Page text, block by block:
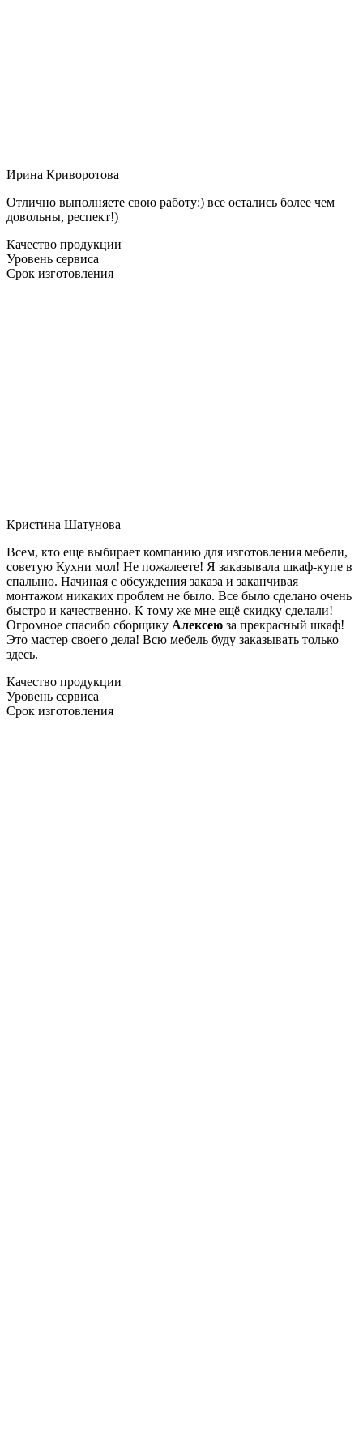
Ирина Криворотова
Отлично выполняете свою работу:) все остались более чем
довольны, респект!)
Качество продукции
Уровень сервиса
Срок изготовления
Кристина Шатунова
Всем, кто еще выбирает компанию для изготовления мебели,
советую Кухни мол! Не пожалеете! Я заказывала шкаф-купе в
спальню. Начиная с обсуждения заказа и заканчивая
монтажом никаких проблем не было. Все было сделано очень
быстро и качественно. К тому же мне ещё скидку сделали!
Огромное спасибо сборщику Алексею за прекрасный шкаф!
Это мастер своего дела! Всю мебель буду заказывать только
здесь.
Качество продукции
Уровень сервиса
Срок изготовления